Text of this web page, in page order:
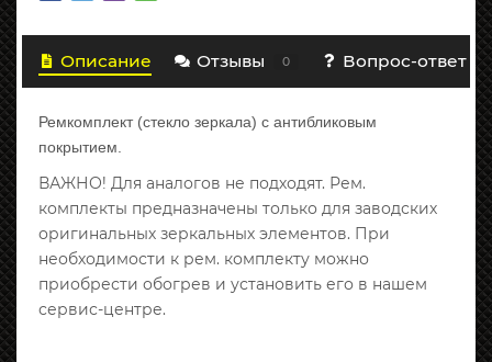
Описание Отзывы 0 Вопрос-ответ 0
Ремкомплект (стекло зеркала) с антибликовым
покрытием.
ВАЖНО! Для аналогов не подходят. Рем.
комплекты предназначены только для заводских
оригинальных зеркальных элементов. При
необходимости к рем. комплекту можно
приобрести обогрев и установить его в нашем
сервис-центре.